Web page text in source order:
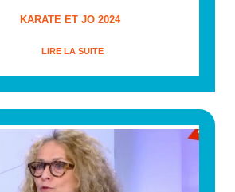
KARATE ET JO 2024
LIRE LA SUITE